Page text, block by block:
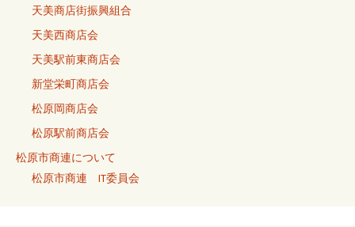
天美商店街振興組合
天美西商店会
天美駅前東商店会
新堂栄町商店会
松原岡商店会
松原駅前商店会
松原市商連について
松原市商連 IT委員会